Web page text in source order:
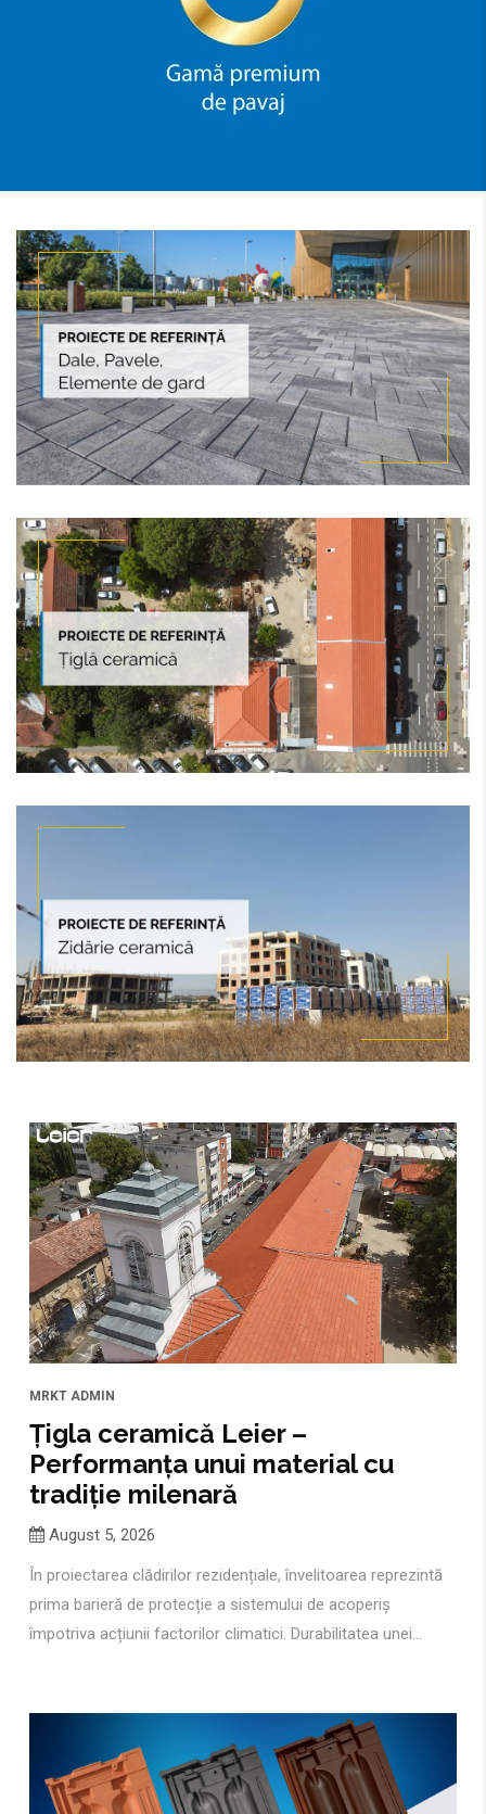
MRKT ADMIN
Țigla ceramică Leier –
Performanța unui material cu
tradiție milenară
August 5, 2026
În proiectarea clădirilor rezidențiale, învelitoarea reprezintă
prima barieră de protecție a sistemului de acoperiș
împotriva acțiunii factorilor climatici. Durabilitatea unei...